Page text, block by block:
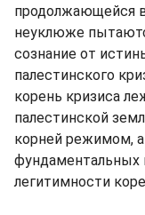
продолжающейся
неуклюже
сознание от
палестинского
корень кризиса
палестинской
корней режимом,
фундаментальных
легитимности